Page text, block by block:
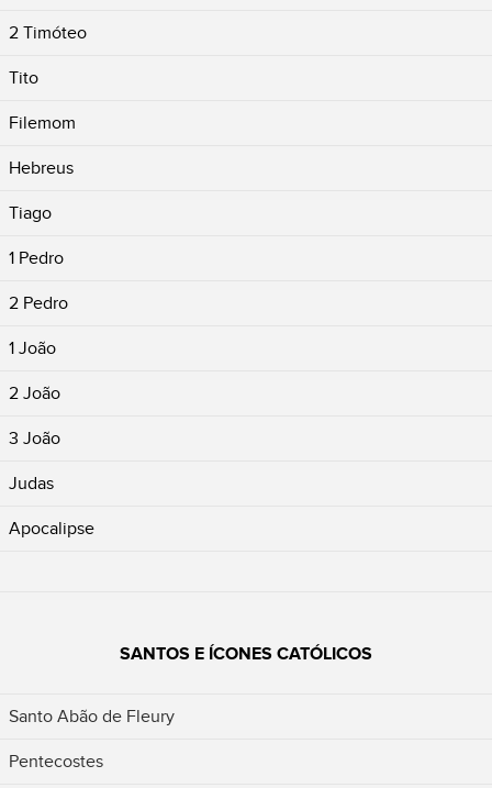
2 Timóteo
Tito
Filemom
Hebreus
Tiago
1 Pedro
2 Pedro
1 João
2 João
3 João
Judas
Apocalipse
SANTOS E ÍCONES CATÓLICOS
Santo Abão de Fleury
Pentecostes